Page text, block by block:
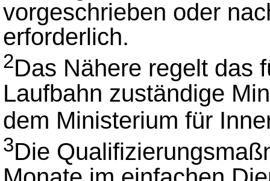
vorgeschrieben oder
erforderlich.
2Das Nähere regelt das
Laufbahn zuständige
dem Ministerium für
3Die